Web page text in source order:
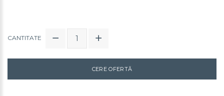
CANTITATE
CERE OFERTĂ